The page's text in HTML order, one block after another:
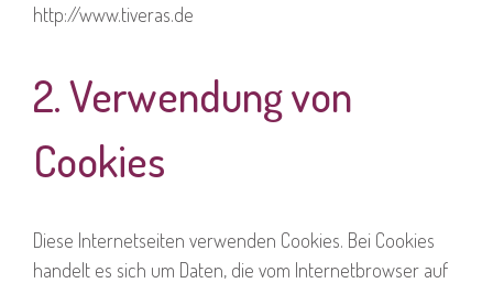
http://www.tiveras.de
2. Verwendung von
Cookies
Diese Internetseiten verwenden Cookies. Bei Cookies
handelt es sich um Daten, die vom Internetbrowser auf